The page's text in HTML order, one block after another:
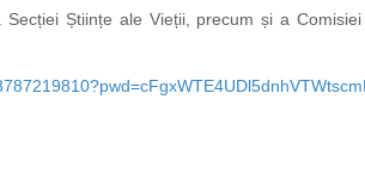
Secției Științe ale Vieții, precum și a